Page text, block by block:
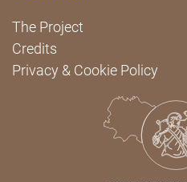
The Project
Credits
Privacy & Cookie Policy